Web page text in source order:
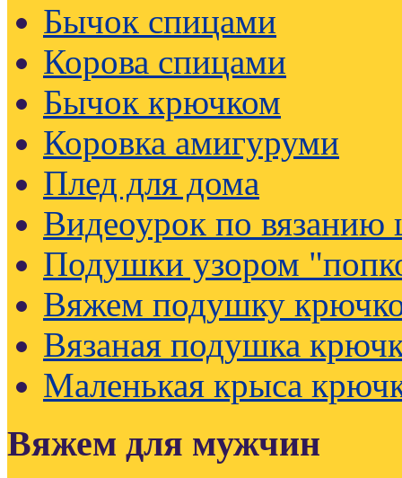
Бычок спицами
Корова спицами
Бычок крючком
Коровка амигуруми
Плед для дома
Видеоурок по
Подушки узором
Вяжем подушку
Вязаная подушка
Маленькая крыса
Вяжем для мужчин